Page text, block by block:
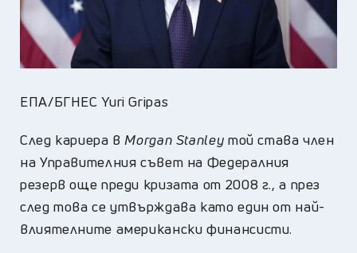
ЕПА/БГНЕС Yuri Gripas
След кариера вMorgan Stanley той става член
на Управителния съвет на Федералния
резерв още преди кризата от 2008 г., а през
след това се утвърждава като един от най-
влиятелните американски финансисти.